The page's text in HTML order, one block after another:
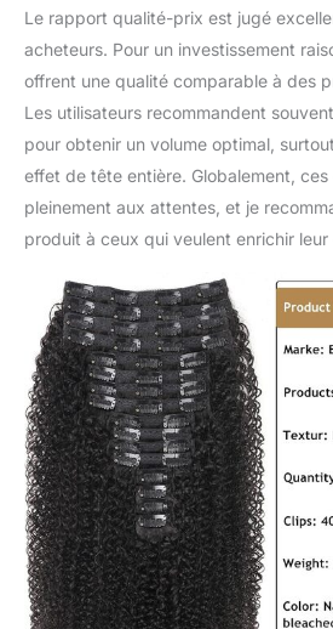
ou
en retard
rapide
toilettes.
femmes
produit
noires. Il
cheveux
noires, la
cheveux,
les
découvrir
leur
Le rapport qualité-prix est jugé
acheteurs. Pour un investissement
offrent une qualité comparable à des
Les utilisateurs recommandent
pour obtenir un volume optimal,
effet de tête entière. Globalement,
pleinement aux attentes, et je
produit à ceux qui veulent enrichir